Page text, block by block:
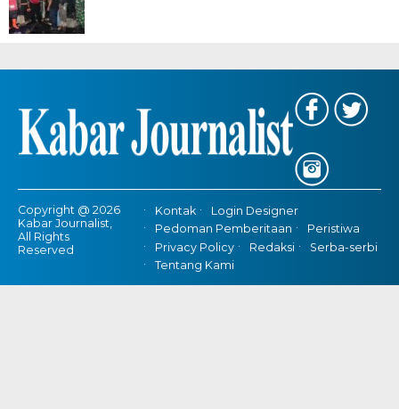
Copyright @ 2026
Kabar Journalist,
All Rights
Reserved
Kontak
Login Designer
Pedoman Pemberitaan
Peristiwa
Privacy Policy
Redaksi
Serba-serbi
Tentang Kami